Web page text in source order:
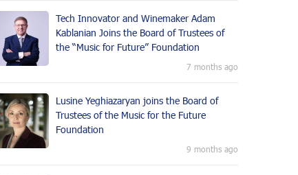
Tech Innovator and Winemaker Adam
Kablanian Joins the Board of Trustees of
the “Music for Future” Foundation
7 months ago
Lusine Yeghiazaryan joins the Board of
Trustees of the Music for the Future
Foundation
9 months ago